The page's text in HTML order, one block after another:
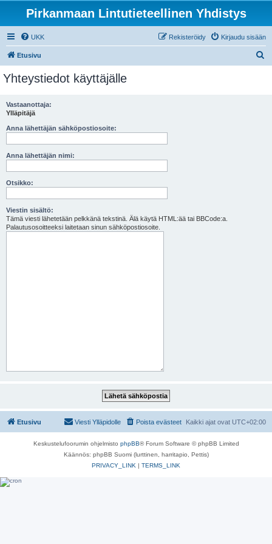
Pirkanmaan Lintutieteellinen Yhdistys
UKK Kirjaudu sisään
Rekisteröidy
Etusivu
Yhteystiedot käyttäjälle
Vastaanottaja:
Ylläpitäjä
Anna lähettäjän sähköpostiosoite:
Anna lähettäjän nimi:
Otsikko:
Viestin sisältö:
Tämä viesti lähetetään pelkkänä tekstinä. Älä käytä HTML:ää tai BBCode:a.
Palautusosoitteeksi laitetaan sinun sähköpostiosoite.
Etusivu Kaikki ajat ovat UTC+02:00
Poista evästeet
Viesti Ylläpidolle
Keskustelufoorumin ohjelmisto phpBB® Forum Software © phpBB Limited
Käännös: phpBB Suomi (lurttinen, harritapio, Pettis)
PRIVACY_LINK | TERMS_LINK